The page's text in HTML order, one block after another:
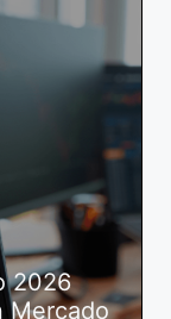
2026
Mercado